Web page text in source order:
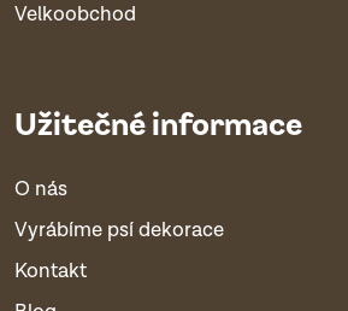
Velkoobchod
Užitečné informace
O nás
Vyrábíme psí dekorace
Kontakt